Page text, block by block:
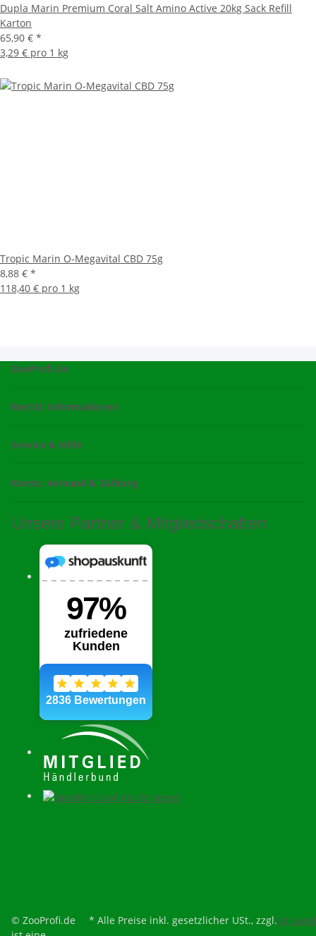
Dupla Marin Premium Coral Salt Amino Active 20kg Sack Refill
Karton
65,90 € *
3,29 € pro 1 kg
Tropic Marin O-Megavital CBD 75g
8,88 € *
118,40 € pro 1 kg
ZooProfi.de
Rechtl. Informationen
Service & Hilfe
Konto, Versand & Zahlung
Unsere Partner & Mitgliedschaften
© ZooProfi.de
* Alle Preise inkl. gesetzlicher USt., zzgl.Versand